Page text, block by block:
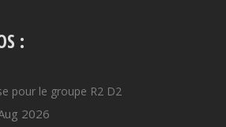
:
pour le groupe R2 D2
2026